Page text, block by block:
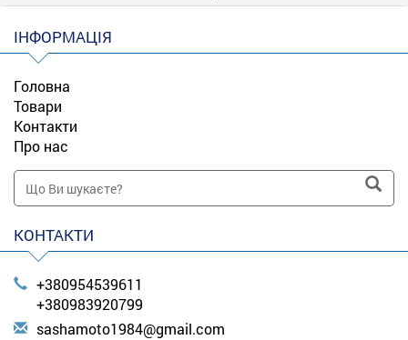
ІНФОРМАЦІЯ
Головна
Товари
Контакти
Про нас
КОНТАКТИ
+380954539611
+380983920799
sashamoto1984@gmail.com